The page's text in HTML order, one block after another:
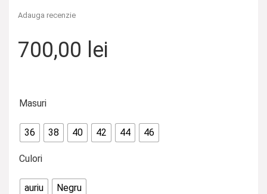
Adauga recenzie
700,00 lei
Masuri
36 38 40 42 44 46
Culori
auriu
Negru